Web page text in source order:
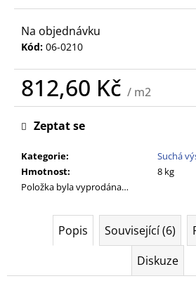
Na objednávku
Kód: 06-0210
812,60 Kč / m2
Měrná
cena:
Kategorie:
Suchá
Hmotnost:
8 kg
Položka byla vyprodána…
Zeptat se
Popis Související (6)
Diskuze
č
u
e
m
e